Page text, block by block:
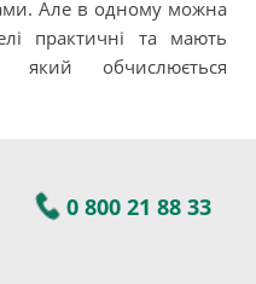
Але в одному можна
практичні та мають
обчислюється
0 800 21 88 33